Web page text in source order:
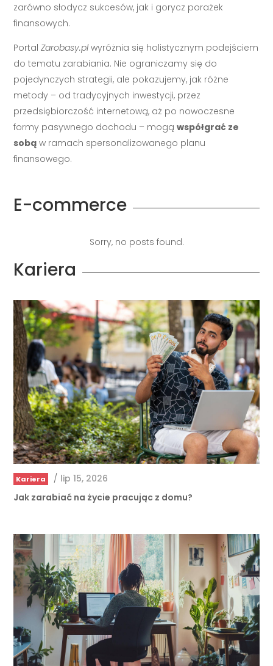
zarówno słodycz sukcesów, jak i gorycz porażek
finansowych.
PortalZarobasy.pl wyróżnia się holistycznym podejściem
do tematu zarabiania. Nie ograniczamy się do
pojedynczych strategii, ale pokazujemy, jak różne
metody – od tradycyjnych inwestycji, przez
przedsiębiorczość internetową, aż po nowoczesne
formy pasywnego dochodu – mogąwspółgrać ze
sobą w ramach spersonalizowanego planu
finansowego.
E-commerce
Sorry, no posts found.
Kariera
Kariera / lip 15, 2026
Jak zarabiać na życie pracując z domu?